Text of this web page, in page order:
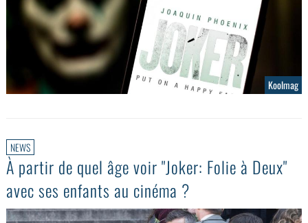
Koolmag
NEWS
À partir de quel âge voir "Joker: Folie à Deux"
avec ses enfants au cinéma ?